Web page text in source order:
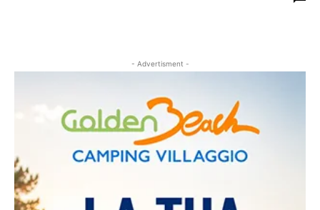
- Advertisment -